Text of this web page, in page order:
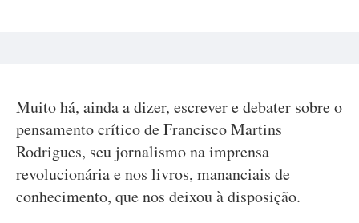
Muito há, ainda a dizer, escrever e debater sobre o
pensamento crítico de Francisco Martins
Rodrigues, seu jornalismo na imprensa
revolucionária e nos livros, mananciais de
conhecimento, que nos deixou à disposição.